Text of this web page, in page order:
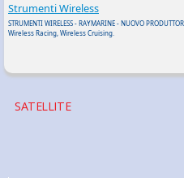
Strumenti Wireless
STRUMENTI WIRELESS - RAYMARINE - NUOVO
Wireless Racing, Wireless Cruising.
SATELLITE